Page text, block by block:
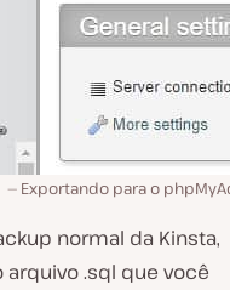
Exportando para o
normal da Kinsta,
.sql que você